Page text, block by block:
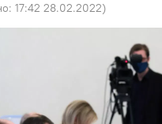
17:42 28.02.2022)